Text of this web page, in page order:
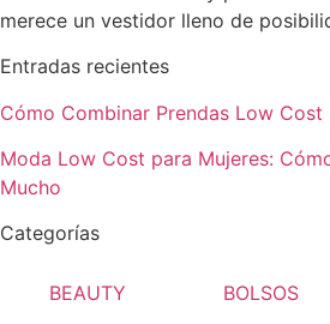
merece un vestidor lleno de
Entradas recientes
Cómo Combinar Prendas Low
Moda Low Cost para Mujeres:
Mucho
Categorías
BEAUTY BOLSOS